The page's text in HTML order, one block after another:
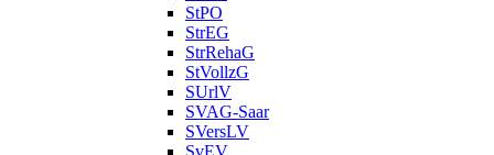
StPO
StrEG
StrRehaG
StVollzG
SUrlV
SVAG-Saar
SVersLV
SvEV